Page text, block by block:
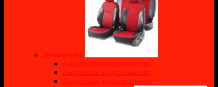
Авточехлы
Авточехлы модельные эко
Авточехлы модельные авт
Авточехлы универсальные